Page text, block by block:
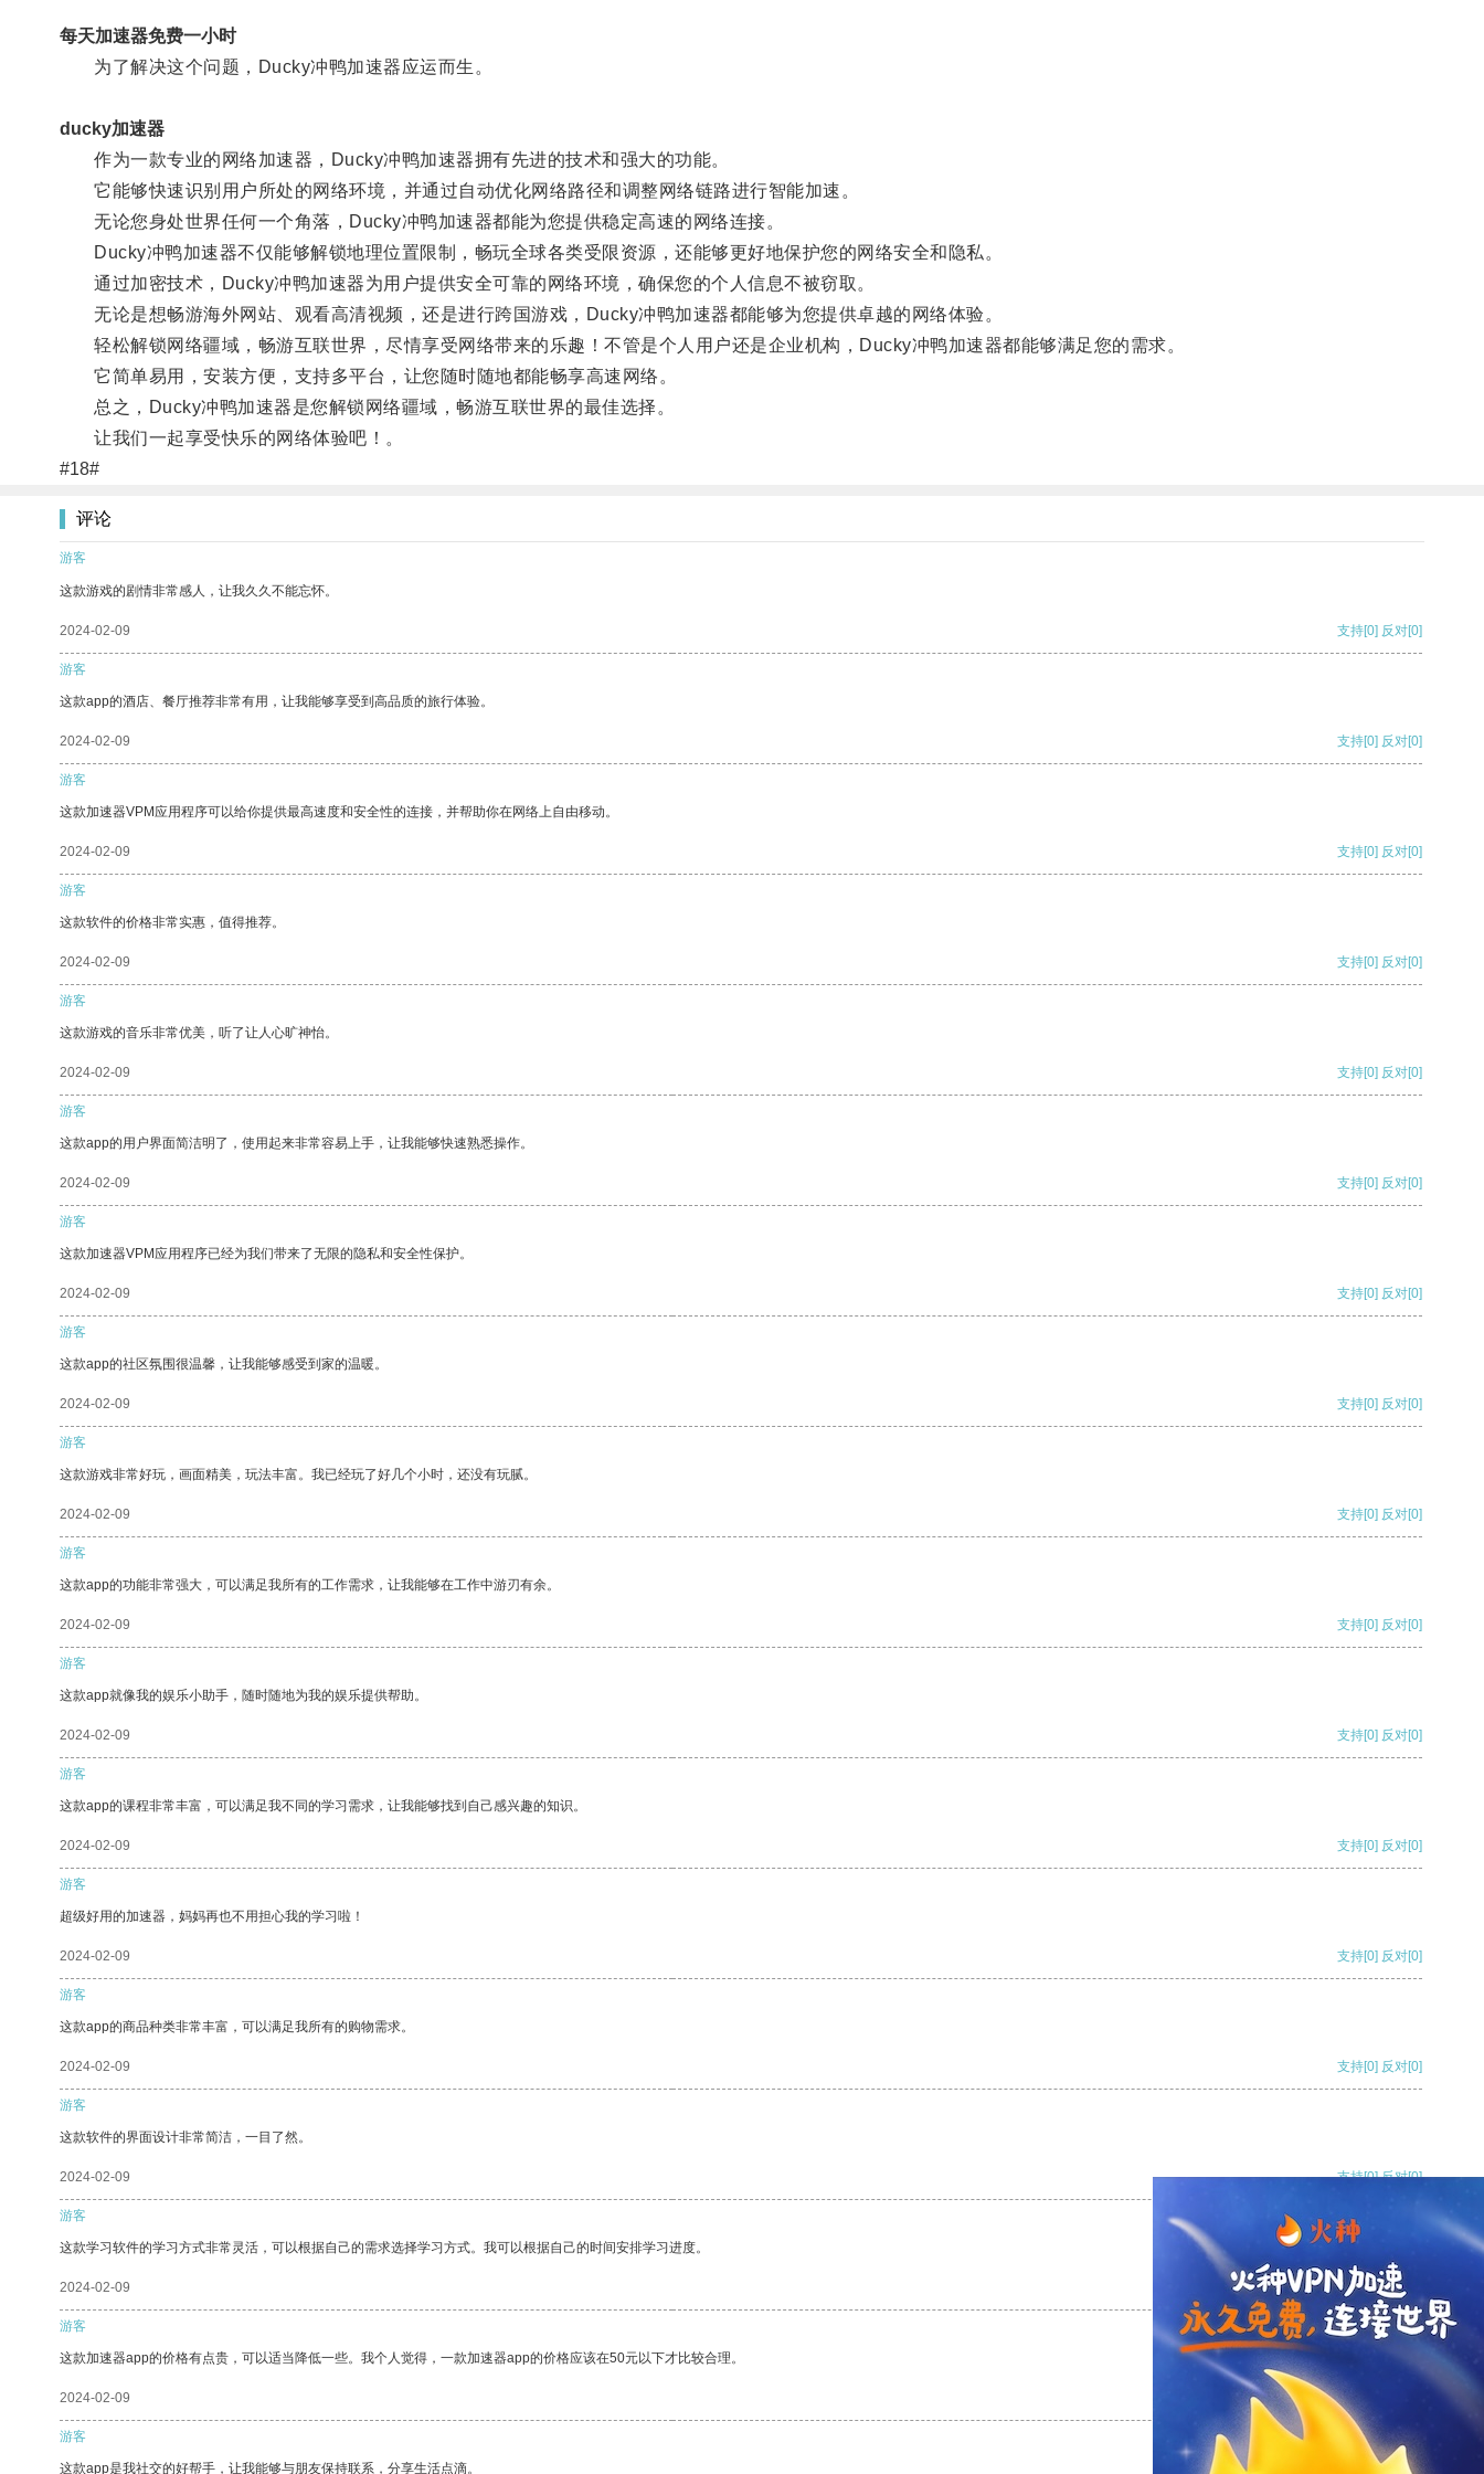
每天加速器免费一小时
为了解决这个问题，Ducky冲鸭加速器应运而生。
ducky加速器
作为一款专业的网络加速器，Ducky冲鸭加速器拥有先进的技术和强大的功能。
它能够快速识别用户所处的网络环境，并通过自动优化网络路径和调整网络链路进行智能加速。
无论您身处世界任何一个角落，Ducky冲鸭加速器都能为您提供稳定高速的网络连接。
Ducky冲鸭加速器不仅能够解锁地理位置限制，畅玩全球各类受限资源，还能够更好地保护您的网络安全和隐私。
通过加密技术，Ducky冲鸭加速器为用户提供安全可靠的网络环境，确保您的个人信息不被窃取。
无论是想畅游海外网站、观看高清视频，还是进行跨国游戏，Ducky冲鸭加速器都能够为您提供卓越的网络体验。
轻松解锁网络疆域，畅游互联世界，尽情享受网络带来的乐趣！不管是个人用户还是企业机构，Ducky冲鸭加速器都能够满足您的需求。
它简单易用，安装方便，支持多平台，让您随时随地都能畅享高速网络。
总之，Ducky冲鸭加速器是您解锁网络疆域，畅游互联世界的最佳选择。
让我们一起享受快乐的网络体验吧！。
#18#
评论
游客
这款游戏的剧情非常感人，让我久久不能忘怀。
2024-02-09 支持[0] 反对[0]
游客
这款app的酒店、餐厅推荐非常有用，让我能够享受到高品质的旅行体验。
2024-02-09 支持[0] 反对[0]
游客
这款加速器VPM应用程序可以给你提供最高速度和安全性的连接，并帮助你在网络上自由移动。
2024-02-09 支持[0] 反对[0]
游客
这款软件的价格非常实惠，值得推荐。
2024-02-09 支持[0] 反对[0]
游客
这款游戏的音乐非常优美，听了让人心旷神怡。
2024-02-09 支持[0] 反对[0]
游客
这款app的用户界面简洁明了，使用起来非常容易上手，让我能够快速熟悉操作。
2024-02-09 支持[0] 反对[0]
游客
这款加速器VPM应用程序已经为我们带来了无限的隐私和安全性保护。
2024-02-09 支持[0] 反对[0]
游客
这款app的社区氛围很温馨，让我能够感受到家的温暖。
2024-02-09 支持[0] 反对[0]
游客
这款游戏非常好玩，画面精美，玩法丰富。我已经玩了好几个小时，还没有玩腻。
2024-02-09 支持[0] 反对[0]
游客
这款app的功能非常强大，可以满足我所有的工作需求，让我能够在工作中游刃有余。
2024-02-09 支持[0] 反对[0]
游客
这款app就像我的娱乐小助手，随时随地为我的娱乐提供帮助。
2024-02-09 支持[0] 反对[0]
游客
这款app的课程非常丰富，可以满足我不同的学习需求，让我能够找到自己感兴趣的知识。
2024-02-09 支持[0] 反对[0]
游客
超级好用的加速器，妈妈再也不用担心我的学习啦！
2024-02-09 支持[0] 反对[0]
游客
这款app的商品种类非常丰富，可以满足我所有的购物需求。
2024-02-09 支持[0] 反对[0]
游客
这款软件的界面设计非常简洁，一目了然。
2024-02-09 支持[0] 反对[0]
游客
这款学习软件的学习方式非常灵活，可以根据自己的需求选择学习方式。我可以根据自己的时间安排学习进度。
2024-02-09 支持[0] 反对
游客
这款加速器app的价格有点贵，可以适当降低一些。我个人觉得，一款加速器app的价格应该在50元以下才比较合理。
2024-02-09 支持
游客
这款app是我社交的好帮手，让我能够与朋友保持联系，分享生活点滴。